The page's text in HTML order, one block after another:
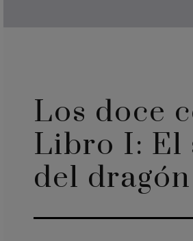
Los doce
Libro I: El
del dragón